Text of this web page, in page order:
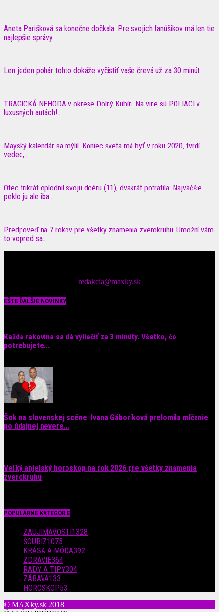
Aneta Parišková sa konečne dočkala. Pre svojich fanúšikov má len tie
najlepšie správy
Len jeden pohár tohto dokáže vyčistiť vaše črevá už za 30 minút
TRAGICKÁ NEHODA v okrese Dolný Kubín. Na vine sú POLIACI v
luxusných autách!...
Mayský kalendár sa mýlil. Koniec sveta má byť v roku 2020, tvrdí
vedec,...
Otec trikrát oplodnil svoju dcéru (11), dvakrát potratila: Najväčšie
peklo ju ale iba...
Predpoveď na 7 rokov pre všetky znamenia zverokruhu. Umožní vám
to vopred sa...
redakcia@maxky.sk
EŠTE ĎALŠIE NOVINKY
Každá rakovina sa dá vyliečiť za 3 minúty. Všetko, čo
potrebujete...
Šok na slovenskej scéne: Ivana Gáboríková prelomila mlčanie
po údajnej nevere...
Veľký anjelský horoskop na rok 2026 pre všetky znamenia
zverokruhu
POPULÁRNE KATEGÓRIE
ZAUJÍMAVOSTI 1328
ŠOUBIZ1075
KRÁSA A MÓDA392
ZDRAVIE364
RADY A TIPY304
ZÁBAVA133
HOROSKOP53
© MAXky.sk 2018